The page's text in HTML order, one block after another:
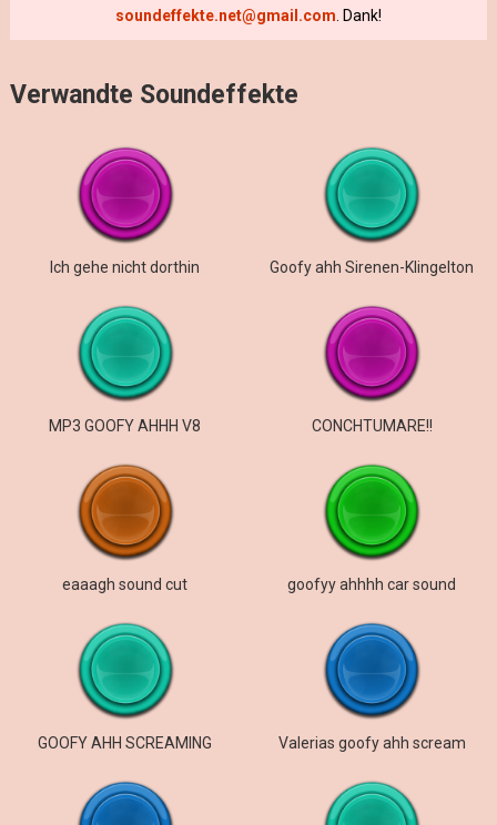
soundeffekte.net@gmail.com . Dank!
Verwandte Soundeffekte
Ich gehe nicht dorthin Goofy ahh Sirenen-Klingelton
MP3 GOOFY AHHH V8 CONCHTUMARE!!
eaaagh sound cut goofyy ahhhh car sound
GOOFY AHH SCREAMING Valerias goofy ahh scream